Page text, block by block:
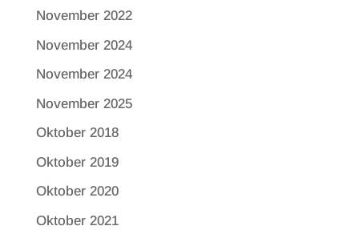
November 2022
November 2024
November 2024
November 2025
Oktober 2018
Oktober 2019
Oktober 2020
Oktober 2021